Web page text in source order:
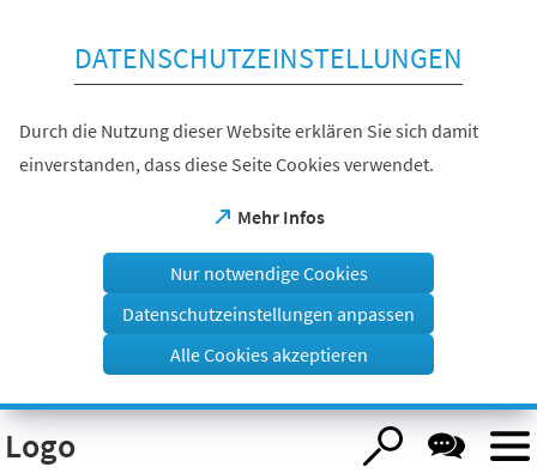
Visuelle
Assistenzsoftware
öffnen.
DATENSCHUTZEINSTELLUNGEN
Durch die Nutzung dieser Website erklären Sie sich damit
einverstanden, dass diese Seite Cookies verwendet.
Mehr Infos
(Öffnet
einem
Tab)
Nur notwendige Cookies
Datenschutzeinstellungen anpassen
Alle Cookies akzeptieren
Logo